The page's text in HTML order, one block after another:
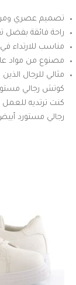
تصميم عصري
راحة فائقة بفضل
مناسب للارتداء
مصنوع من مواد
مثالي للرجال
كوتش رجالي
كنت ترتديه للعمل
رجالي مستورد